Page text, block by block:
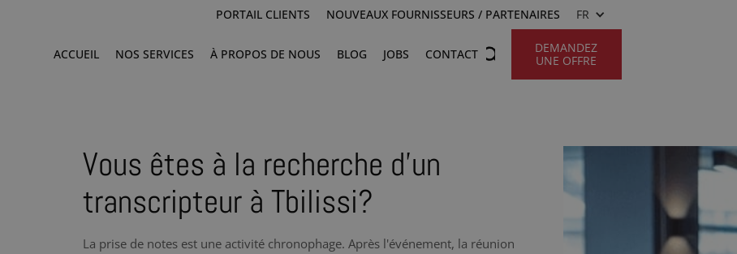
PORTAIL CLIENTS NOUVEAUX FOURNISSEURS / PARTENAIRES FR
ACCUEIL NOS SERVICES À PROPOS DE NOUS BLOG JOBS CONTACT
DEMANDEZ
UNE OFFRE
Vous êtes à la recherche d’un
transcripteur à Tbilissi?
La prise de notes est une activité chronophage. Après l'événement, la réunion